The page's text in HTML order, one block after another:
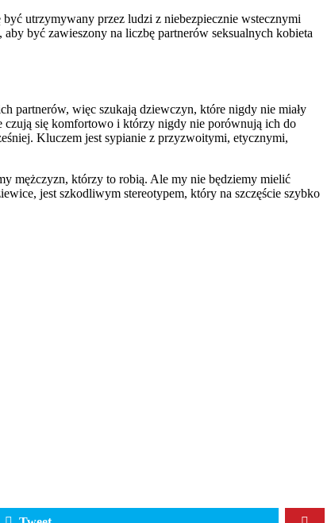
utrzymywany przez ludzi z niebezpiecznie wstecznymi
być zawieszony na liczbę partnerów seksualnych kobieta
partnerów, więc szukają dziewczyn, które nigdy nie miały
czują się komfortowo i którzy nigdy nie porównują ich do
Kluczem jest sypianie z przyzwoitymi, etycznymi,
mężczyzn, którzy to robią. Ale my nie będziemy mielić
jest szkodliwym stereotypem, który na szczęście szybko